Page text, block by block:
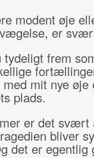
modent øje
er
frem
mit nye øje
plads.
er det svært
bliver
det er egentlig